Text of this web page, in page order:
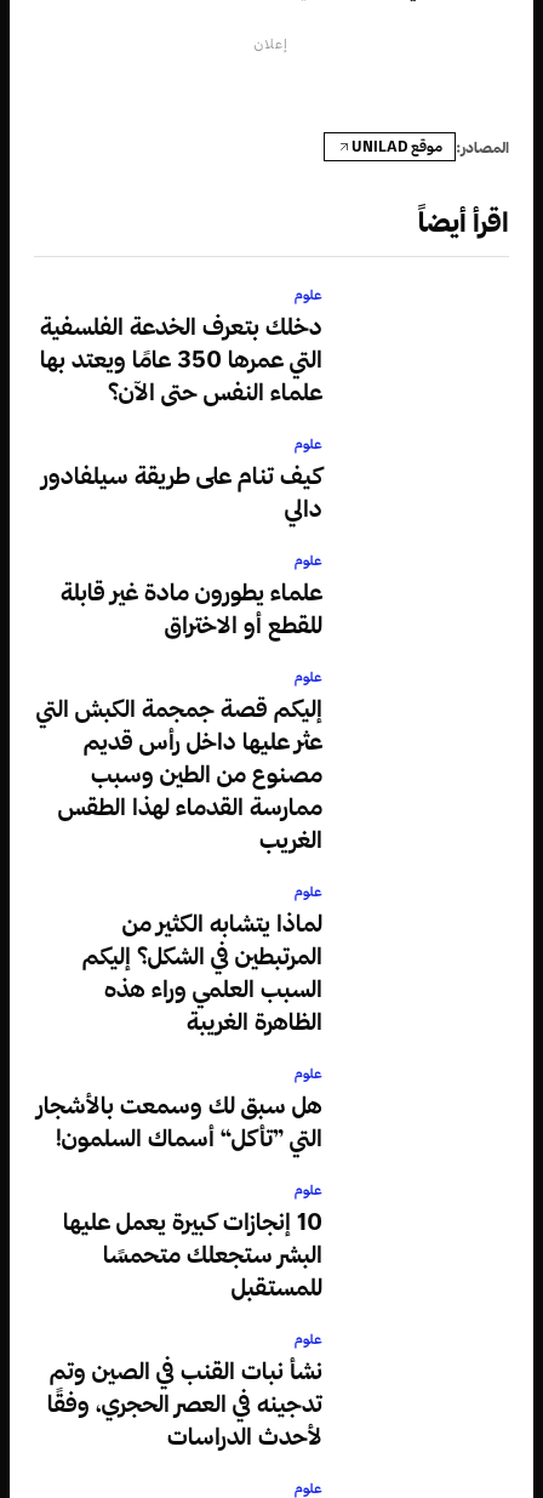
إعلان
المصادر: موقع UNILAD
اقرأ أيضاً
علوم
دخلك بتعرف الخدعة الفلسفية
التي عمرها 350 عامًا ويعتد بها
علماء النفس حتى الآن؟
علوم
كيف تنام على طريقة سيلفادور
دالي
علوم
علماء يطورون مادة غير قابلة
للقطع أو الاختراق
علوم
إليكم قصة جمجمة الكبش التي
عثر عليها داخل رأس قديم
مصنوع من الطين وسبب
ممارسة القدماء لهذا الطقس
الغريب
علوم
لماذا يتشابه الكثير من
المرتبطين في الشكل؟ إليكم
السبب العلمي وراء هذه
الظاهرة الغريبة
علوم
هل سبق لك وسمعت بالأشجار
التي ”تأكل“ أسماك السلمون!
علوم
10 إنجازات كبيرة يعمل عليها
البشر ستجعلك متحمسًا
للمستقبل
علوم
نشأ نبات القنب في الصين وتم
تدجينه في العصر الحجري، وفقًا
لأحدث الدراسات
علوم